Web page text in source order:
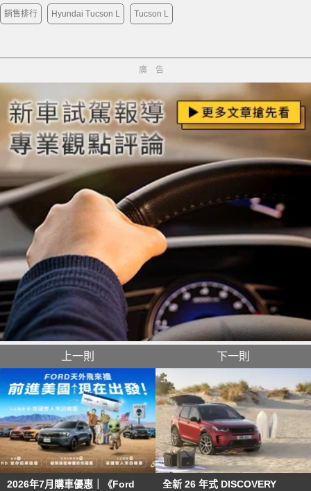
銷售排行 Hyundai Tucson L Tucson L
廣告
上一則
2026年7月購車優惠｜《Ford
下一則
全新 26 年式 DISCOVERY